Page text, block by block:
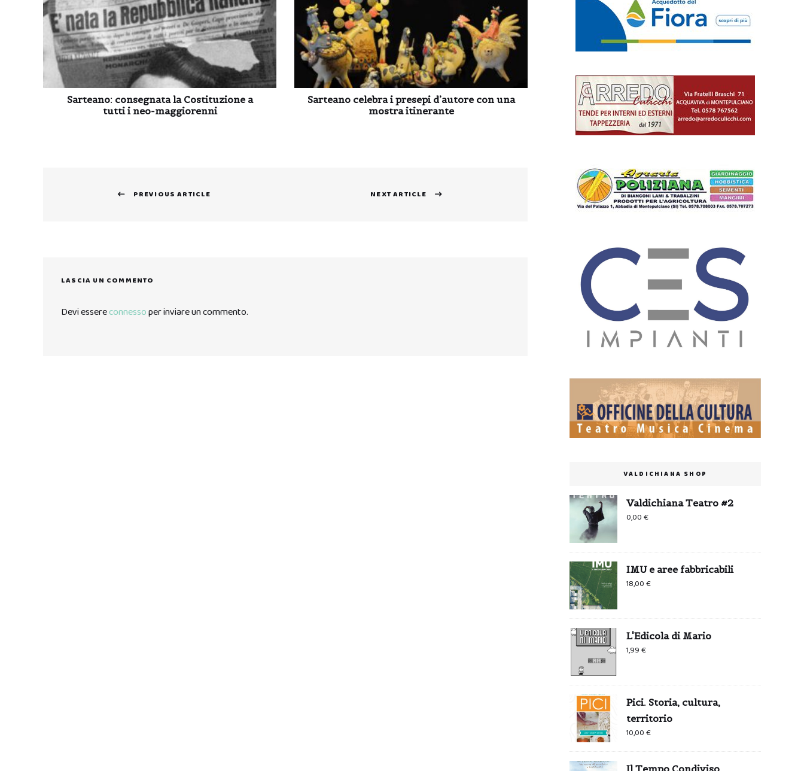
Sarteano: consegnata la Costituzione a
tutti i neo-maggiorenni
Sarteano celebra i presepi d’autore con una
mostra itinerante
PREVIOUS ARTICLE NEXT ARTICLE
LASCIA UN COMMENTO
Devi essereconnessoper inviare un commento.
VALDICHIANA SHOP
Valdichiana Teatro #2
0,00€
IMU e aree fabbricabili
18,00€
L'Edicola di Mario
1,99€
Pici. Storia, cultura,
territorio
10,00€
Il Tempo Condiviso